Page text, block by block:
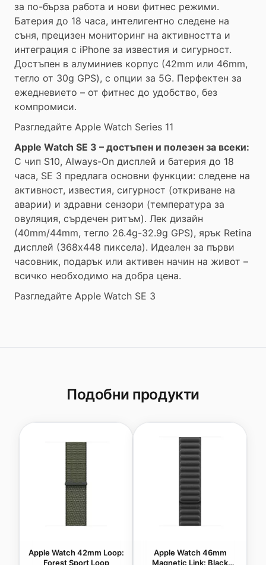
за по-бърза работа и нови фитнес режими.
Батерия до 18 часа, интелигентно следене на
съня, прецизен мониторинг на активността и
интеграция с iPhone за известия и сигурност.
Достъпен в алуминиев корпус (42mm или 46mm,
тегло от 30g GPS), с опции за 5G. Перфектен за
ежедневието – от фитнес до удобство, без
компромиси.
Разгледайте Apple Watch Series 11
Apple Watch SE 3 – достъпен и полезен за всеки:
С чип S10, Always-On дисплей и батерия до 18
часа, SE 3 предлага основни функции: следене на
активност, известия, сигурност (откриване на
аварии) и здравни сензори (температура за
овуляция, сърдечен ритъм). Лек дизайн
(40mm/44mm, тегло 26.4g-32.9g GPS), ярък Retina
дисплей (368x448 пиксела). Идеален за първи
часовник, подарък или активен начин на живот –
всичко необходимо на добра цена.
Разгледайте Apple Watch SE 3
Подобни продукти
Apple Watch 42mm Loop:
Forest Sport Loop
Apple Watch 46mm
Magnetic Link: Black